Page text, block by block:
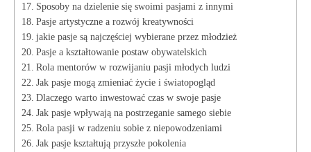
Sposoby na dzielenie się ‍swoimi pasjami ‌z innymi
Pasje artystyczne ‍a rozwój kreatywności
jakie pasje są najczęściej‌ wybierane przez ⁢młodzież
Pasje a ‍kształtowanie postaw obywatelskich
Rola mentorów w rozwijaniu pasji młodych ludzi
Jak pasje‌ mogą‌ zmieniać życie i światopogląd
Dlaczego ‌warto ⁣inwestować czas‍ w swoje pasje
Jak pasje⁣ wpływają na postrzeganie ⁤samego siebie
Rola pasji w⁢ radzeniu sobie z ‌niepowodzeniami
Jak pasje kształtują przyszłe pokolenia